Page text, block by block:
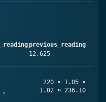
previous_reading
12,625
220 × 1.05 ×
1.02 ≈ 236.10